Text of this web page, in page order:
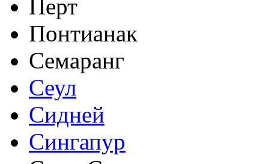
Перт
Понтианак
Семаранг
Сеул
Сидней
Сингапур